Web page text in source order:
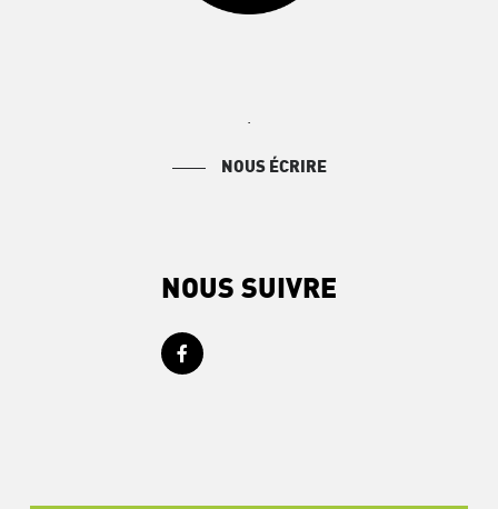
.
NOUS ÉCRIRE
NOUS SUIVRE